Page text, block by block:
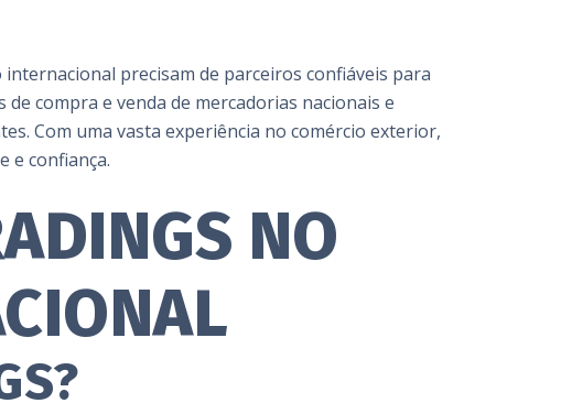
precisam de parceiros confiáveis para
compra e venda de mercadorias nacionais e
Com uma vasta experiência no comércio exterior,
e confiança.
NO